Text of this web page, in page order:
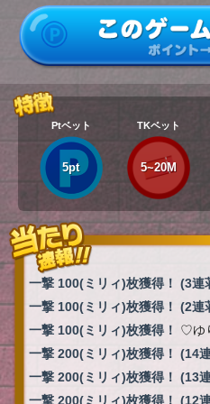
Ptベット
5pt
TKベット
5~20M
一撃 100(ミリィ)枚獲得！ (3連
一撃 100(ミリィ)枚獲得！ (2連
一撃 100(ミリィ)枚獲得！ ♡ゆ
一撃 200(ミリィ)枚獲得！ (14
一撃 200(ミリィ)枚獲得！ (13
一撃 200(ミリィ)枚獲得！ (12